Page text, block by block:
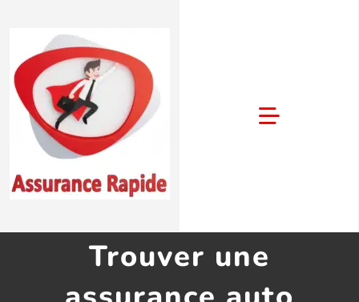
contenu
Toggle
Accueil
Assurance auto
Assurance moto
Trouver une